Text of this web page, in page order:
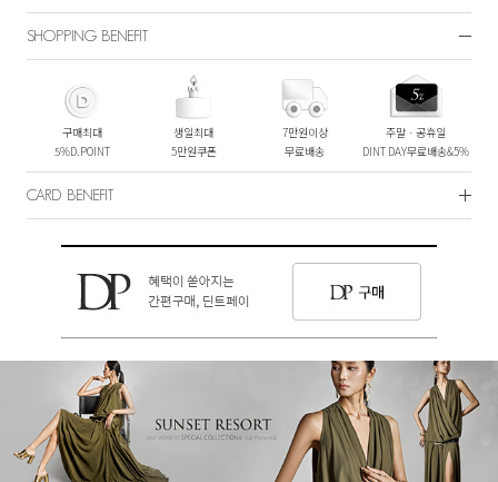
SHOPPING BENEFIT
구매최대
5%D.POINT
생일최대
5만원쿠폰
7만원이상
무료배송
주말ㆍ공휴일
DINT DAY무료배송&5%
CARD BENEFIT